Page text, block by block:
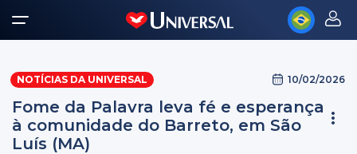
NOTÍCIAS DA UNIVERSAL 10/02/2026
Fome da Palavra leva fé e esperança
à comunidade do Barreto, em São
Luís (MA)